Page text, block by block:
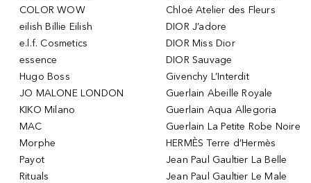
COLOR WOW
eilish Billie Eilish
e.l.f. Cosmetics
essence
Hugo Boss
JO MALONE LONDON
KIKO Milano
MAC
Morphe
Payot
Rituals
Chloé Atelier des Fleurs
DIOR J’adore
DIOR Miss Dior
DIOR Sauvage
Givenchy L’Interdit
Guerlain Abeille Royale
Guerlain Aqua Allegoria
Guerlain La Petite Robe Noire
HERMÈS Terre d’Hermès
Jean Paul Gaultier La Belle
Jean Paul Gaultier Le Male